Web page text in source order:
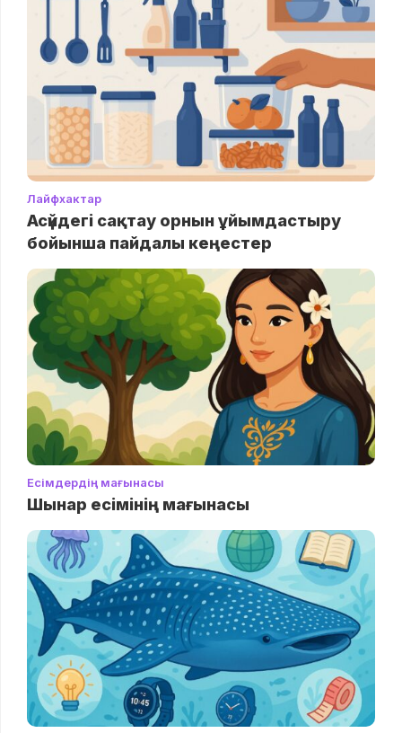
Лайфхактар
Асүйдегі сақтау орнын ұйымдастыру
бойынша пайдалы кеңестер
Есімдердің мағынасы
Шынар есімінің мағынасы